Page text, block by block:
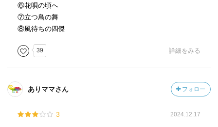
⑥花唄の頃へ
⑦立つ鳥の舞
⑧風待ちの四傑
39 詳細をみる
ありママさん フォロー
3 2024.12.17